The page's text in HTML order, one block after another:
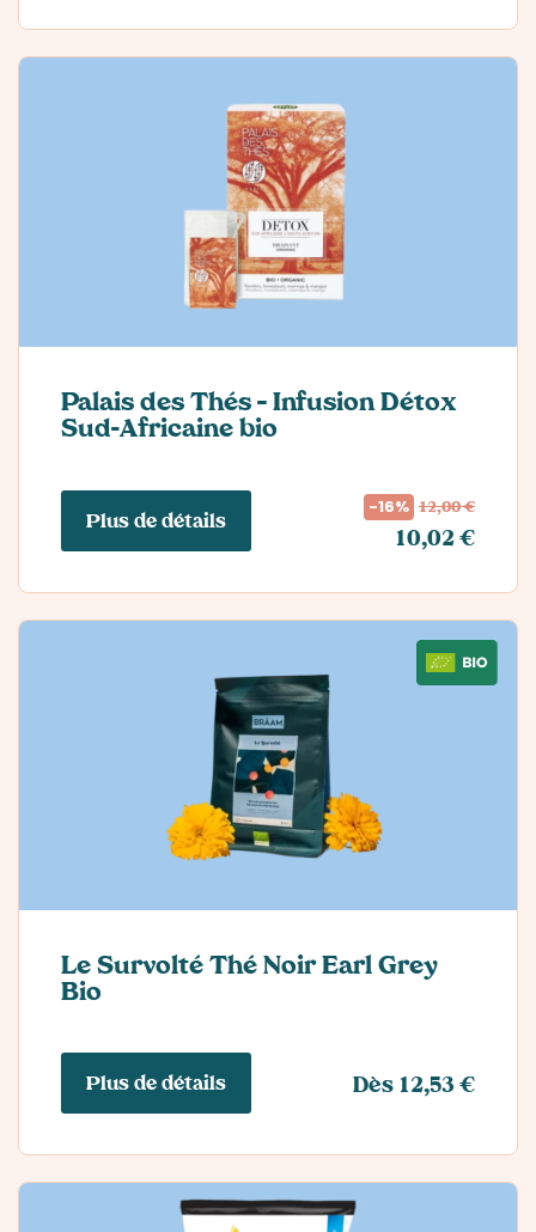
Palais des Thés – Infusion Détox
Sud-Africaine bio
Plus de détails -16% 12,00 €
10,02 €
Le Survolté Thé Noir Earl Grey
Bio
Plus de détails Dès 12,53 €